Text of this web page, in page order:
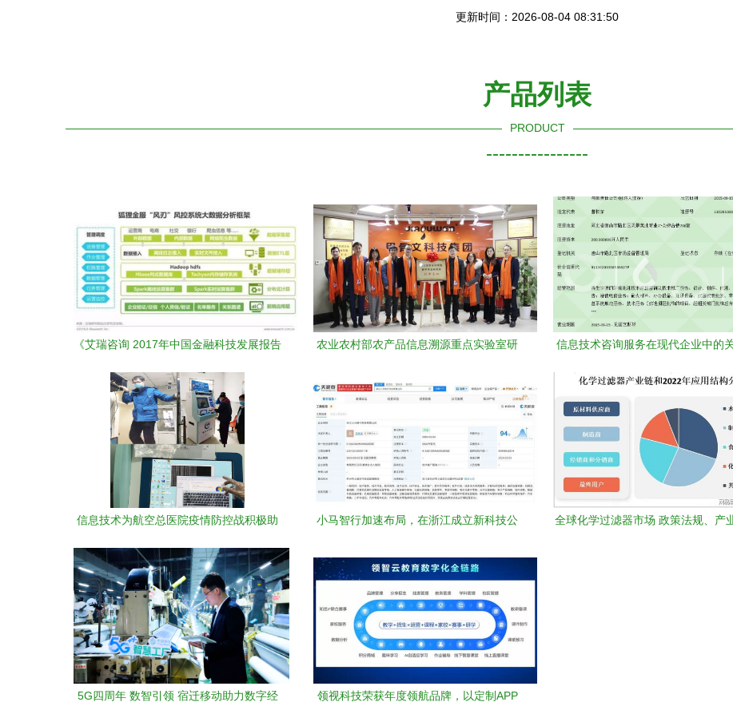
更新时间：2026-08-04 08:31:50
产品列表
PRODUCT
----------------
《艾瑞咨询 2017年中国金融科技发展报告
农业农村部农产品信息溯源重点实验室研
品安全数字新防线
信息技术咨询服务在现代企业中的
信息技术为航空总医院疫情防控战积极助
小马智行加速布局，在浙江成立新科技公
全球化学过滤器市场 政策法规、产
5G四周年 数智引领 宿迁移动助力数字经 领视科技荣获年度领航品牌，以定制APP